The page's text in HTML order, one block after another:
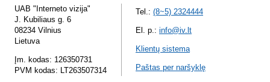
UAB "Interneto vizija"
J. Kubiliaus g. 6
08234 Vilnius
Lietuva
Įm. kodas: 126350731
PVM kodas: LT263507314
Tel.: (8~5) 2324444
El. p.: info@iv.lt
Klientų sistema
Paštas per naršyklę